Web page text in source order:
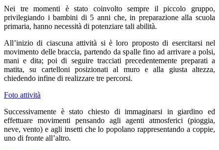
Nei tre momenti è stato coinvolto sempre il piccolo gruppo,
privilegiando i bambini di 5 anni che, in preparazione alla scuola
primaria, hanno necessità di potenziare tali abilità.
All’inizio di ciascuna attività si è loro proposto di esercitarsi nel
movimento delle braccia, partendo da spalle fino ad arrivare a polsi,
mani e dita; poi di seguire tracciati precedentemente preparati a
matita, su cartelloni posizionati al muro e alla giusta altezza,
chiedendo infine di realizzare tre percorsi.
Foto attività
Successivamente è stato chiesto di immaginarsi in giardino ed
effettuare movimenti pensando agli agenti atmosferici (pioggia,
neve, vento) e agli insetti che lo popolano rappresentando a coppie,
uno di fronte all’altro.